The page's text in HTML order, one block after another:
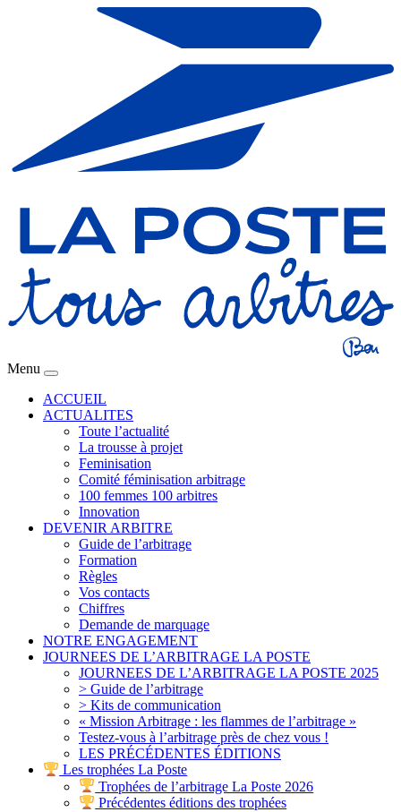
Menu
ACCUEIL
ACTUALITES
Toute l’actualité
La trousse à projet
Feminisation
Comité féminisation arbitrage
100 femmes 100 arbitres
Innovation
DEVENIR ARBITRE
Guide de l’arbitrage
Formation
Règles
Vos contacts
Chiffres
Demande de marquage
NOTRE ENGAGEMENT
JOURNEES DE L’ARBITRAGE LA POSTE
JOURNEES DE L’ARBITRAGE LA POSTE 2025
> Guide de l’arbitrage
> Kits de communication
« Mission Arbitrage : les flammes de l’arbitrage »
Testez-vous à l’arbitrage près de chez vous !
LES PRÉCÉDENTES ÉDITIONS
Les trophées La Poste
Trophées de l’arbitrage La Poste 2026
Précédentes éditions des trophées